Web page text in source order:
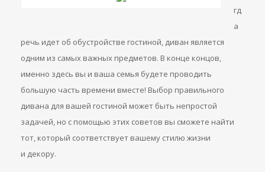
гд
а
речь идет об обустройстве гостиной, диван является
одним из самых важных предметов. В конце концов,
именно здесь вы и ваша семья будете проводить
большую часть времени вместе! Выбор правильного
дивана для вашей гостиной может быть непростой
задачей, но с помощью этих советов вы сможете найти
тот, который соответствует вашему стилю жизни
и декору.